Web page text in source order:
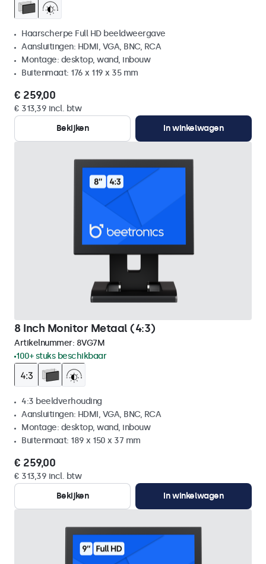
Haarscherpe Full HD beeldweergave
Aansluitingen: HDMI, VGA, BNC, RCA
Montage: desktop, wand, inbouw
Buitenmaat: 176 x 119 x 35 mm
€ 259,00
€ 313,39 incl. btw
Bekijken
In winkelwagen
8 Inch Monitor Metaal (4:3)
Artikelnummer: 8VG7M
100+ stuks beschikbaar
4:3 beeldverhouding
Aansluitingen: HDMI, VGA, BNC, RCA
Montage: desktop, wand, inbouw
Buitenmaat: 189 x 150 x 37 mm
€ 259,00
€ 313,39 incl. btw
Bekijken
In winkelwagen